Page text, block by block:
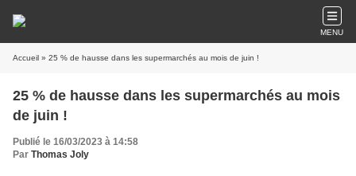
MENU
Accueil » 25 % de hausse dans les supermarchés au mois de juin !
25 % de hausse dans les supermarchés au mois
de juin !
Publié le 16/03/2023 à 14:58
Par Thomas Joly